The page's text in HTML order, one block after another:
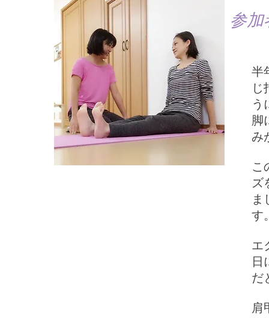
参加
半
じ
う
脚
み
こ
ズ
ま
す
エ
日
だ
肩